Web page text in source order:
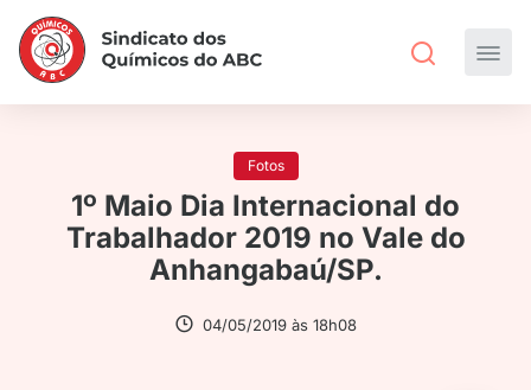
Fotos
1º Maio Dia Internacional do
Trabalhador 2019 no Vale do
Anhangabaú/SP.
04/05/2019 às 18h08